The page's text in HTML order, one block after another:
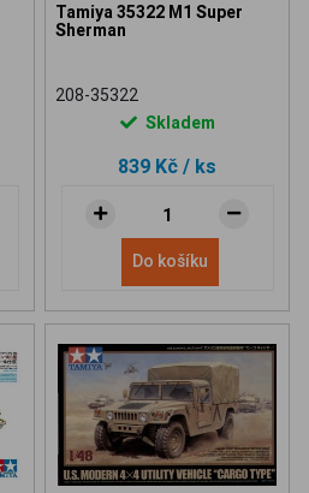
Tamiya 35322 M1 Super
Sherman
208-35322
Skladem
839 Kč / ks
Do košíku